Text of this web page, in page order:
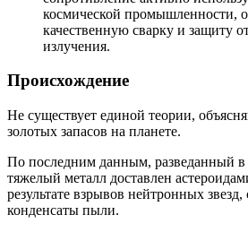
космической промышленности,
качественную сварку и защиту
излучения.
Происхождение
Не существует единой теории,
золотых запасов на планете.
По последним данным, разведанный в
тяжелый металл доставлен
результате взрывов нейтронных
конденсаты пыли.